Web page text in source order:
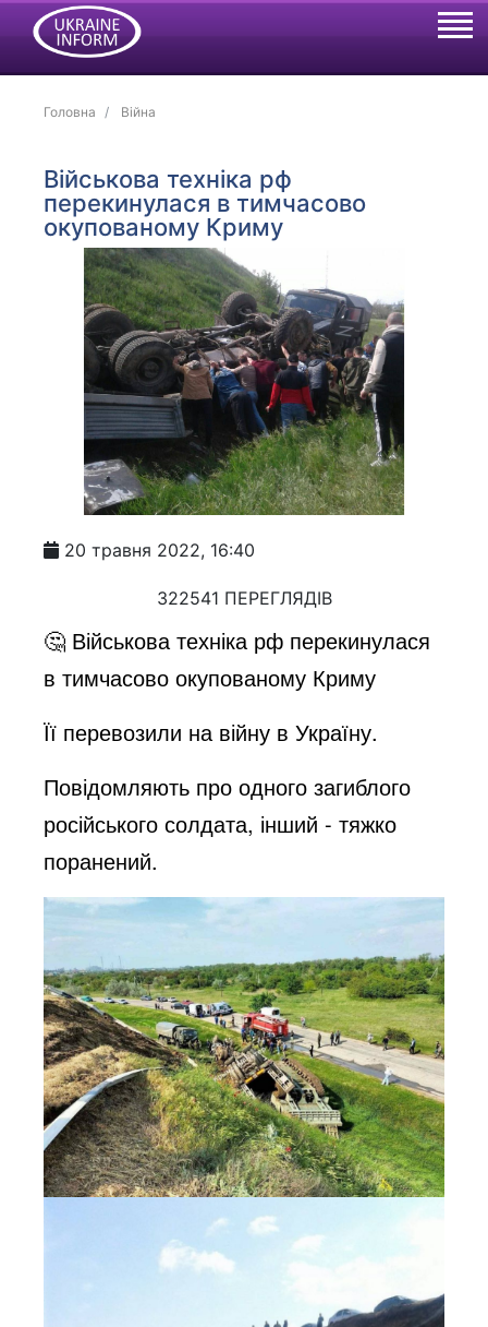
Головна Війна
Військова техніка рф
перекинулася в тимчасово
окупованому Криму
20 травня 2022, 16:40
322541 ПЕРЕГЛЯДІВ
🤔 Військова техніка рф перекинулася
в тимчасово окупованому Криму
Її перевозили на війну в Україну.
Повідомляють про одного загиблого
російського солдата, інший - тяжко
поранений.